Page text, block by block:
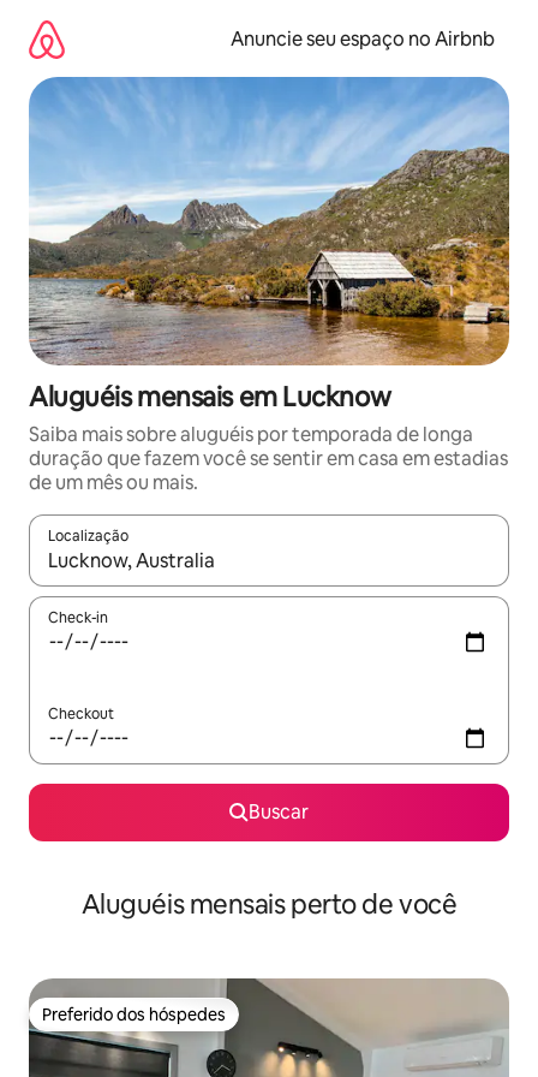
para
conteúdo
Anuncie seu espaço no Airbnb
Aluguéis mensais em Lucknow
Saiba mais sobre aluguéis por temporada de longa
duração que fazem você se sentir em casa em estadias
de um mês ou mais.
Localização
Quando os resultados estiverem disponíveis, explore-os
Check-in
Checkout
Buscar
Aluguéis mensais perto de você
Preferido dos hóspedes
Preferido dos hóspedes